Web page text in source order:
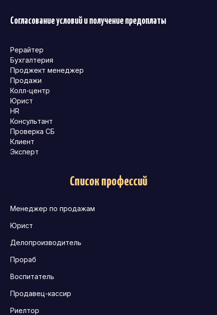
Согласование условий и получение предоплаты
Рерайтер
Бухгалтерия
Проджект менеджер
Продажи
Колл-центр
Юрист
HR
Консультант
Проверка СБ
Клиент
Эксперт
Список профессий
Менеджер по продажам
Юрист
Делопроизводитель
Прораб
Воспитатель
Продавец-кассир
Риелтор